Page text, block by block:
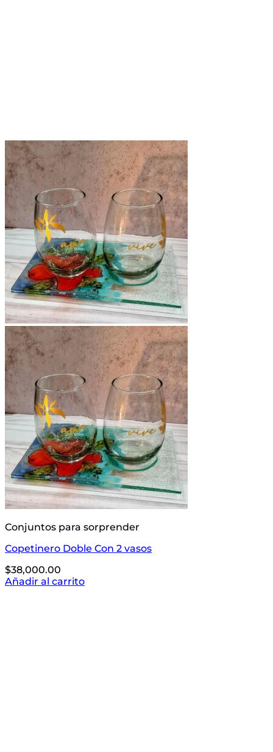
Conjuntos para sorprender
Copetinero Doble Con 2 vasos
$38,000.00
Añadir al carrito